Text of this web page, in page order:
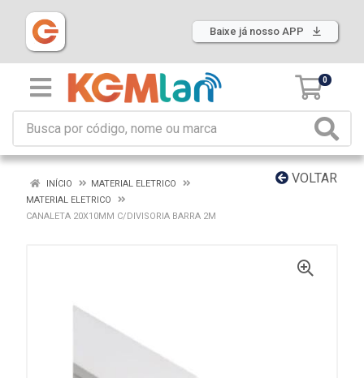
Baixe já nosso APP
0
VOLTAR
INÍCIO
MATERIAL ELETRICO
MATERIAL ELETRICO
CANALETA 20X10MM C/DIVISORIA BARRA 2M